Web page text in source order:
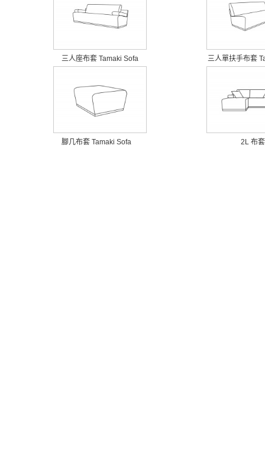
三人座布套 Tamaki Sofa 三人單扶手布套
腳几布套 Tamaki Sofa 2L 布套